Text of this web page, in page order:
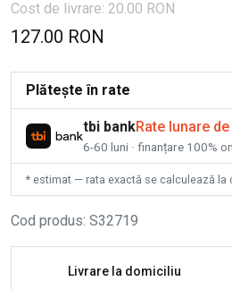
Cost de livrare: 20.00 RON
127.00 RON
Plătește în rate
tbi bankRate lunare de
6-60 luni · finanțare 100%
* estimat — rata exactă se calculează la
Cod produs: S32719
Livrare la domiciliu